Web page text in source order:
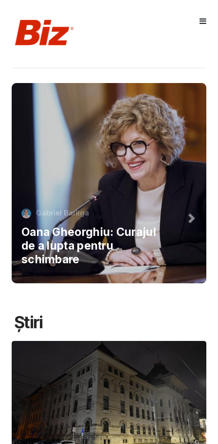
Gabriel Barliga
Oana Gheorghiu: Curajul
de a lupta pentru
schimbare
Știri